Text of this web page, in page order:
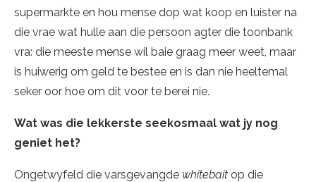
supermarkte en hou mense dop wat koop en luister na
die vrae wat hulle aan die persoon agter die toonbank
vra: die meeste mense wil baie graag meer weet, maar
is huiwerig om geld te bestee en is dan nie heeltemal
seker oor hoe om dit voor te berei nie.
Wat was die lekkerste seekosmaal wat jy nog
geniet het?
Ongetwyfeld die varsgevangde whitebait op die